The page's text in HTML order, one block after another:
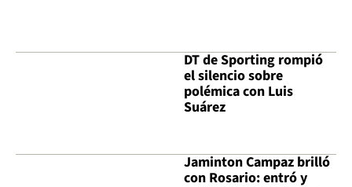
DT de Sporting rompió
el silencio sobre
polémica con Luis
Suárez
Jaminton Campaz brilló
con Rosario: entró y